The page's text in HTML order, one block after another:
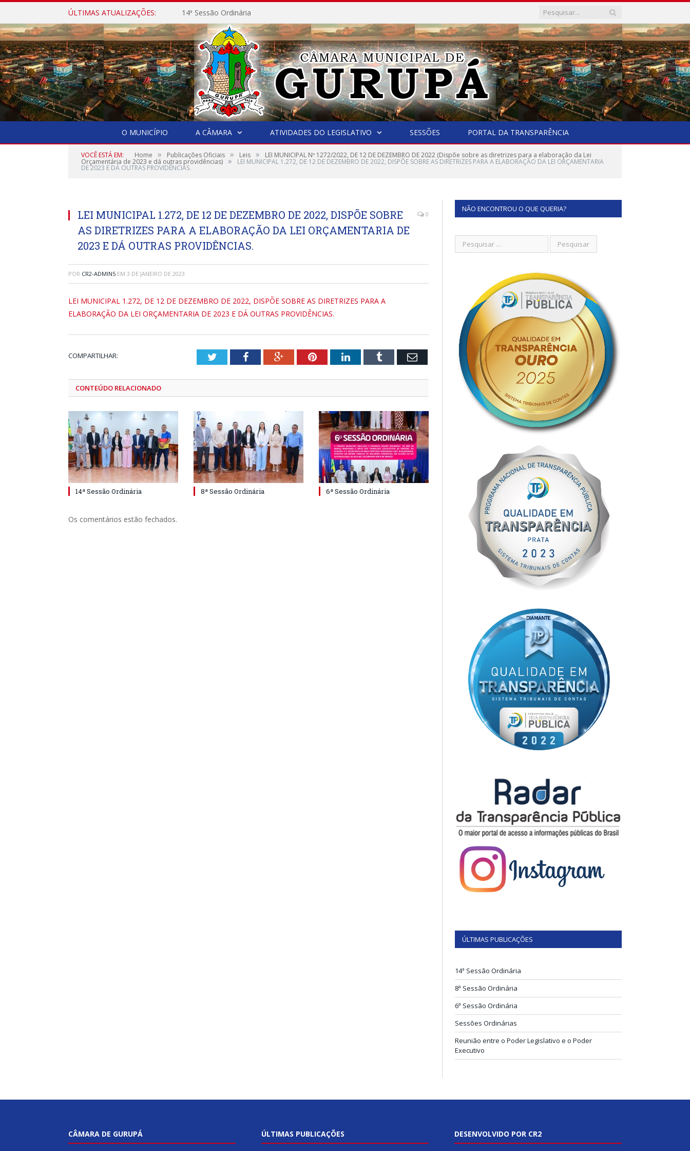
ÚLTIMAS ATUALIZAÇÕES: 14ª Sessão Ordinária
O MUNICÍPIO A CÂMARA ATIVIDADES DO LEGISLATIVO SESSÕES PORTAL DA TRANSPARÊNCIA
VOCÊ ESTÁ EM: Home » Publicações Oficiais » Leis » LEI MUNICIPAL Nº 1272/2022, DE 12 DE DEZEMBRO DE 2022 (Dispõe sobre as diretrizes para a elaboração da Lei
Orçamentária de 2023 e dá outras providências) » LEI MUNICIPAL 1.272, DE 12 DE DEZEMBRO DE 2022, DISPÕE SOBRE AS DIRETRIZES PARA A ELABORAÇÃO DA LEI ORÇAMENTARIA
DE 2023 E DÁ OUTRAS PROVIDÊNCIAS.
LEI MUNICIPAL 1.272, DE 12 DE DEZEMBRO DE 2022, DISPÕE SOBRE
AS DIRETRIZES PARA A ELABORAÇÃO DA LEI ORÇAMENTARIA DE
2023 E DÁ OUTRAS PROVIDÊNCIAS.
0
POR CR2-ADMIN5 EM 3 DE JANEIRO DE 2023
LEI MUNICIPAL 1.272, DE 12 DE DEZEMBRO DE 2022, DISPÕE SOBRE AS DIRETRIZES PARA A
ELABORAÇÃO DA LEI ORÇAMENTARIA DE 2023 E DÁ OUTRAS PROVIDÊNCIAS.
COMPARTILHAR: TwitterFacebookGoogle+PinterestLinkedInTumblr Email
CONTEÚDO RELACIONADO
14ª Sessão Ordinária 8ª Sessão Ordinária 6ª Sessão Ordinária
Os comentários estão fechados.
NÃO ENCONTROU O QUE QUERIA?
ÚLTIMAS PUBLICAÇÕES
14ª Sessão Ordinária
8ª Sessão Ordinária
6ª Sessão Ordinária
Sessões Ordinárias
Reunião entre o Poder Legislativo e o Poder
Executivo
CÂMARA DE GURUPÁ ÚLTIMAS PUBLICAÇÕES DESENVOLVIDO POR CR2